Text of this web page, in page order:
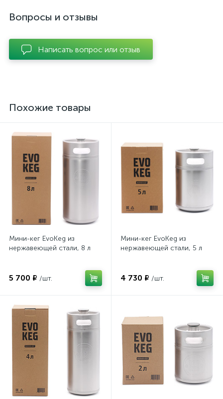
Вопросы и отзывы
Написать вопрос или отзыв
Похожие товары
Мини-кег EvoKeg из
нержавеющей стали, 8 л
5 700 ₽ /шт.
Мини-кег EvoKeg из
нержавеющей стали, 5 л
4 730 ₽ /шт.